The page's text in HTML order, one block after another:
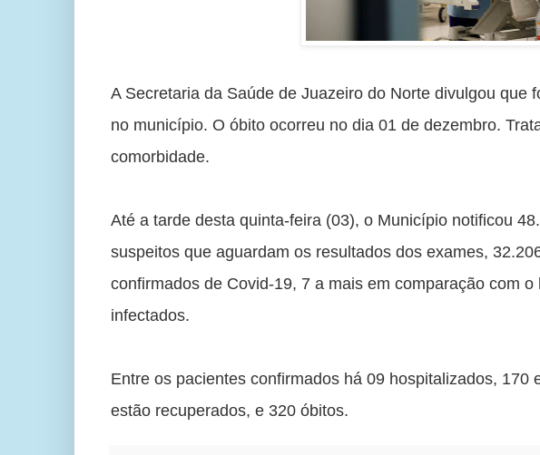
A Secretaria da Saúde de Juazeiro do Norte divulgou que
no município. O óbito ocorreu no dia 01 de dezembro.
comorbidade.
Até a tarde desta quinta-feira (03), o Município notificou
suspeitos que aguardam os resultados dos exames,
confirmados de Covid-19, 7 a mais em comparação com
infectados.
Entre os pacientes confirmados há 09 hospitalizados, 170
estão recuperados, e 320 óbitos.